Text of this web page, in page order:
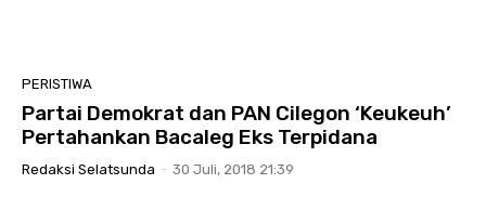
PERISTIWA
Partai Demokrat dan PAN Cilegon ‘Keukeuh’
Pertahankan Bacaleg Eks Terpidana
Redaksi Selatsunda - 30 Juli, 2018 21:39